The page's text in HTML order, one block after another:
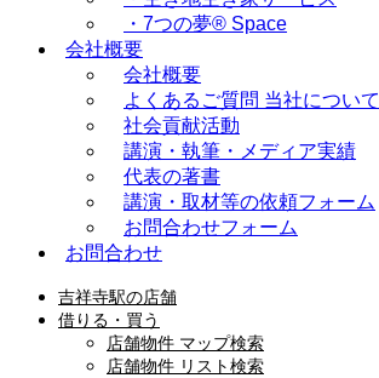
・7つの夢® Space
会社概要
会社概要
よくあるご質問 当社について
社会貢献活動
講演・執筆・メディア実績
代表の著書
講演・取材等の依頼フォーム
お問合わせフォーム
お問合わせ
吉祥寺駅の店舗
借りる・買う
店舗物件 マップ検索
店舗物件 リスト検索